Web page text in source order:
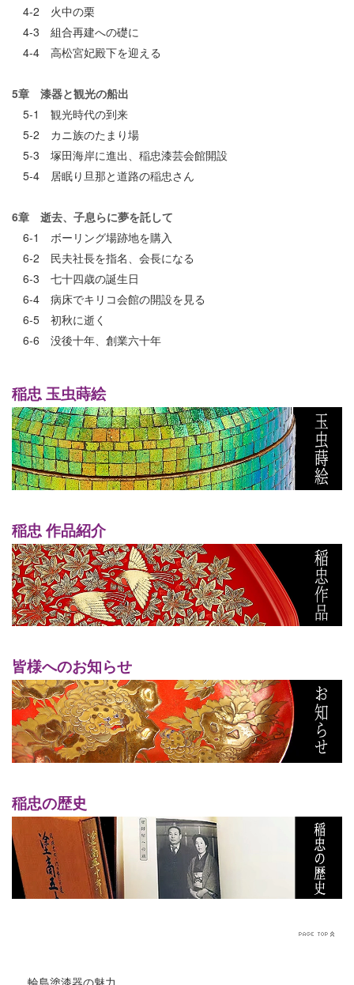
4-2 火中の栗
4-3 組合再建への礎に
4-4 高松宮妃殿下を迎える
5章 漆器と観光の船出
5-1 観光時代の到来
5-2 カニ族のたまり場
5-3 塚田海岸に進出、稲忠漆芸会館開設
5-4 居眠り旦那と道路の稲忠さん
6章 逝去、子息らに夢を託して
6-1 ボーリング場跡地を購入
6-2 民夫社長を指名、会長になる
6-3 七十四歳の誕生日
6-4 病床でキリコ会館の開設を見る
6-5 初秋に逝く
6-6 没後十年、創業六十年
稲忠 玉虫蒔絵
稲忠 作品紹介
皆様へのお知らせ
稲忠の歴史